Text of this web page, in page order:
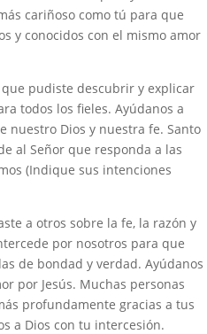
cariñoso como tú para que
y conocidos con el mismo amor
pudiste descubrir y explicar
todos los fieles. Ayúdanos a
nuestro Dios y nuestra fe. Santo
al Señor que responda a las
(Indique sus intenciones
a otros sobre la fe, la razón y
por nosotros para que
de bondad y verdad. Ayúdanos
por Jesús. Muchas personas
profundamente gracias a tus
a Dios con tu intercesión.